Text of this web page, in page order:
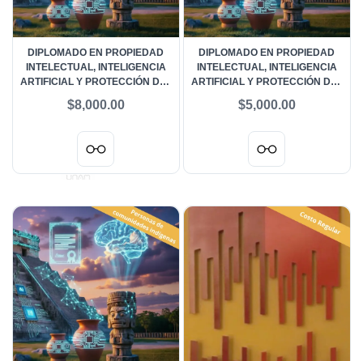
DIPLOMADO EN PROPIEDAD
INTELECTUAL, INTELIGENCIA
ARTIFICIAL Y PROTECCIÓN DEL
PERSONAS GESTORAS
$8,000.00
DIPLOMADO EN PROPIEDAD
INTELECTUAL, INTELIGENCIA
ARTIFICIAL Y PROTECCIÓN DEL
PERSONAS ESTUDIANTES
$5,000.00